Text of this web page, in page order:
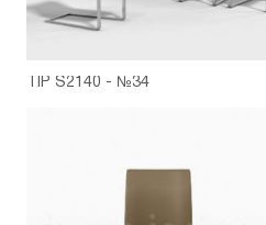
TIP S2140 - №34